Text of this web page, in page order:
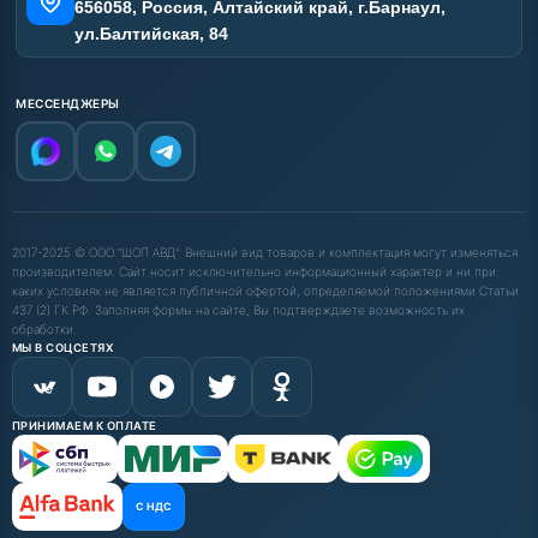
656058, Россия, Алтайский край, г.Барнаул,
ул.Балтийская, 84
МЕССЕНДЖЕРЫ
2017-2025 © ООО "ШОП АВД". Внешний вид товаров и комплектация могут изменяться
производителем. Сайт носит исключительно информационный характер и ни при
каких условиях не является публичной офертой, определяемой положениями Статьи
437 (2) ГК РФ. Заполняя формы на сайте, Вы подтверждаете возможность их
обработки.
МЫ В СОЦСЕТЯХ
ПРИНИМАЕМ К ОПЛАТЕ
С НДС